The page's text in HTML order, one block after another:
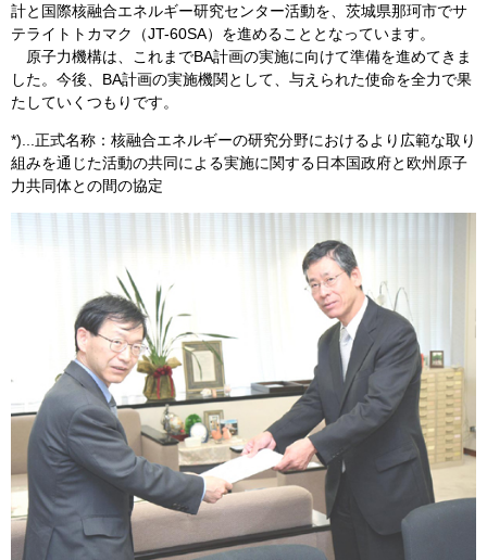
計と国際核融合エネルギー研究センター活動を、茨城県那珂市でサ
テライトトカマク（JT-60SA）を進めることとなっています。
原子力機構は、これまでBA計画の実施に向けて準備を進めてきま
した。今後、BA計画の実施機関として、与えられた使命を全力で果
たしていくつもりです。
*)...正式名称：核融合エネルギーの研究分野におけるより広範な取り
組みを通じた活動の共同による実施に関する日本国政府と欧州原子
力共同体との間の協定